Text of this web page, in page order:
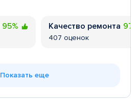
95% Качество ремонта
407 оценок
Показать еще